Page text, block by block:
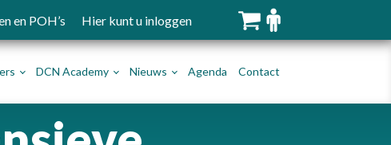
en POH’s Hier kunt u inloggen
DCN Academy Nieuws Agenda Contact